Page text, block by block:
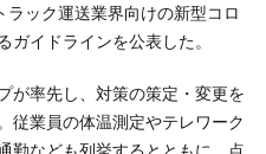
ック運送業界向けの新型コロ
イドラインを公表した。
が率先し、対策の策定・変更を
従業員の体温測定やテレワーク
勤なども列挙するとともに、点